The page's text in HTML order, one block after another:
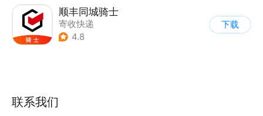
顺丰同城骑士
寄收快递
4.8
下载
联系我们